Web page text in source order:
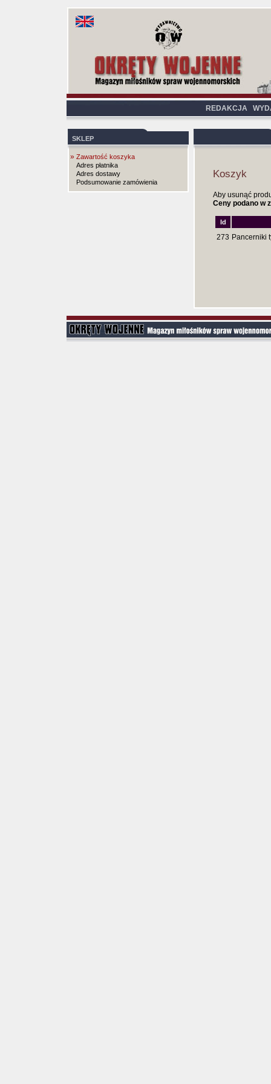
REDAKCJA
SKLEP
» Zawartość koszyka
Adres płatnika
Adres dostawy
Podsumowanie zamówienia
Koszyk
Aby usunąć
Ceny podano w
Id
273 Pancerniki